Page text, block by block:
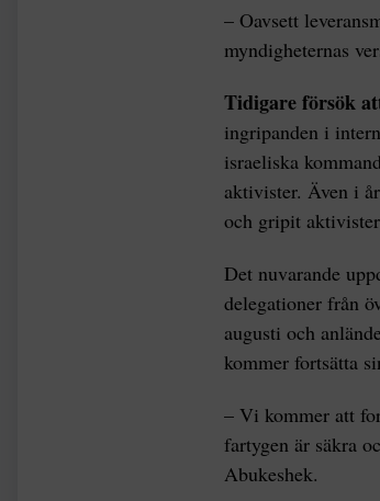
– Oavsett
myndigheternas
Tidigare försök
ingripanden i
israeliska
aktivister. Även i
och gripit
Det nuvarande
delegationer från
augusti och
kommer fortsätta
– Vi kommer att
fartygen är säkra
Abukeshek.